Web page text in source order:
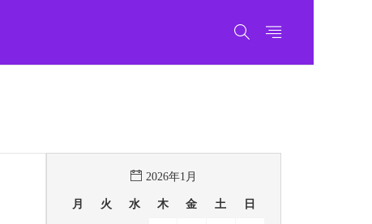
2026年1月
月 火 水 木 金 土 日